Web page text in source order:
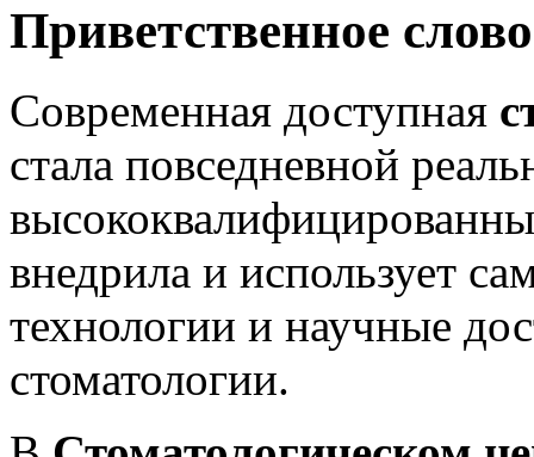
Приветственное
Современная доступная
стала повседневной
внедрила и использует
технологии и научные
стоматологии.